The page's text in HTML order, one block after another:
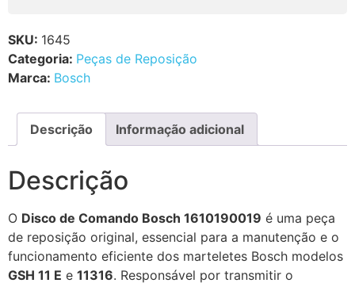
SKU: 1645
Categoria: Peças de Reposição
Marca: Bosch
Descrição Informação adicional
Descrição
O Disco de Comando Bosch 1610190019 é uma peça
de reposição original, essencial para a manutenção e o
funcionamento eficiente dos marteletes Bosch modelos
GSH 11 E e 11316. Responsável por transmitir o